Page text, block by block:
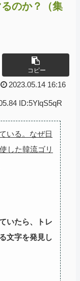
のか？（集
コピー
2023.05.14 16:16
ID:5YlqS5qR
いる。なぜ日
した韓流ゴリ
いたら、トレ
文字を発見し